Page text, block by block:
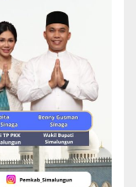
keamanan,
bagi